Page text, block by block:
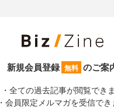
新規会員登録 無料 のご案
・全ての過去記事が閲覧でき
・会員限定メルマガを受信でき